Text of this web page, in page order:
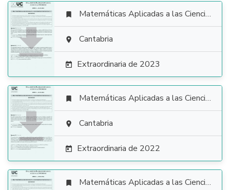

 Matemáticas Aplicadas a las Ciencias Sociales
 Cantabria
 Extraordinaria de 2023

 Matemáticas Aplicadas a las Ciencias Sociales
 Cantabria
 Extraordinaria de 2022
 Matemáticas Aplicadas a las Ciencias Sociales